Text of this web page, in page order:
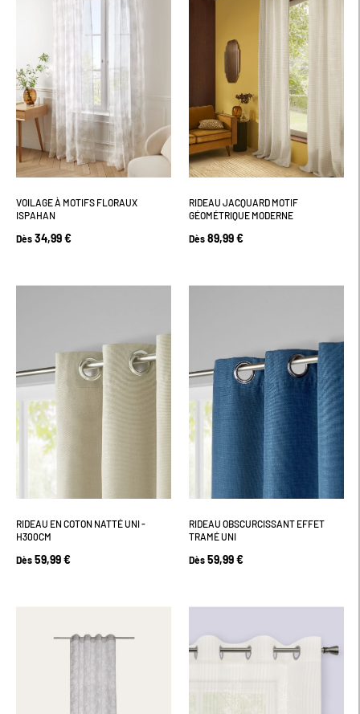
VOILAGE À MOTIFS FLORAUX
ISPAHAN
Dès 34,99 €
RIDEAU JACQUARD MOTIF
GÉOMÉTRIQUE MODERNE
Dès 89,99 €
RIDEAU EN COTON NATTÉ UNI -
H300CM
Dès 59,99 €
RIDEAU OBSCURCISSANT EFFET
TRAMÉ UNI
Dès 59,99 €